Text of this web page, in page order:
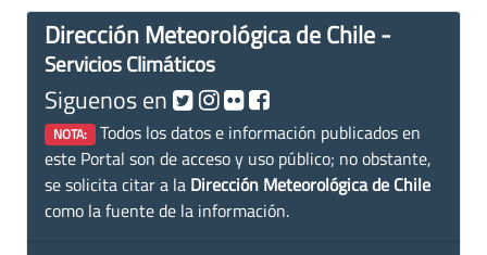
Dirección Meteorológica de Chile -
Servicios Climáticos
Siguenos en
NOTA: Todos los datos e información publicados en
este Portal son de acceso y uso público; no obstante,
se solicita citar a la Dirección Meteorológica de Chile
como la fuente de la información.